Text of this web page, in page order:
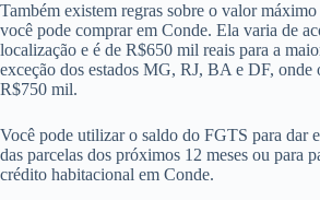
Também existem regras sobre o valor
você pode comprar em Conde. Ela varia de
localização e é de R$650 mil reais para a
exceção dos estados MG, RJ, BA e DF, onde
R$750 mil.
Você pode utilizar o saldo do FGTS para dar
das parcelas dos próximos 12 meses ou para
crédito habitacional em Conde.